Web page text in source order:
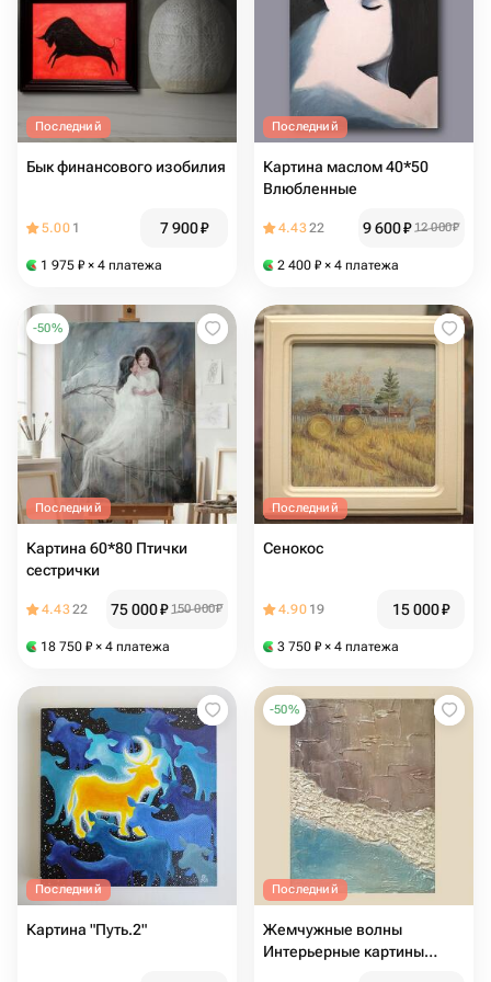
Последний
Бык финансового изобилия
5.00 1 7 900₽
1 975 ₽ × 4 платежа
Последний
Картина маслом 40*50
Влюбленные
4.4322 9 600₽ 12 000₽
2 400 ₽ × 4 платежа
-50%
Последний
Картина 60*80 Птички
сестрички
4.4322 75 000₽ 150 000₽
18 750 ₽ × 4 платежа
Последний
Сенокос
4.90 19 15 000₽
3 750 ₽ × 4 платежа
Последний
Картина "Путь.2"
-50%
Последний
Жемчужные волны
Интерьерные картины